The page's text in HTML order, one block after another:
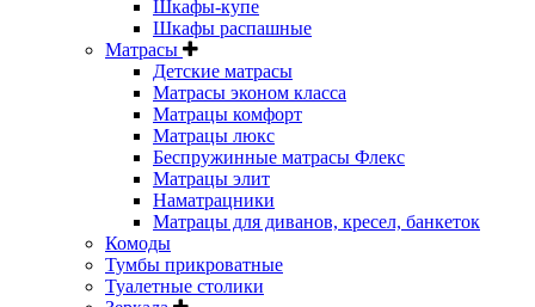
Шкафы-купе
Шкафы распашные
Матрасы
Детские матрасы
Матрасы эконом класса
Матрацы комфорт
Матрацы люкс
Беспружинные матрасы Флекс
Матрацы элит
Наматрацники
Матрацы для диванов, кресел, банкеток
Комоды
Тумбы прикроватные
Туалетные столики